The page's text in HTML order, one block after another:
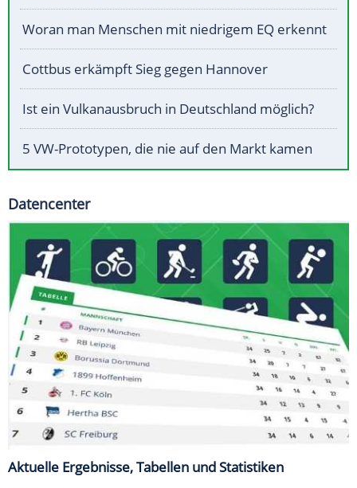
Woran man Menschen mit niedrigem EQ erkennt
Cottbus erkämpft Sieg gegen Hannover
Ist ein Vulkanausbruch in Deutschland möglich?
5 VW-Prototypen, die nie auf den Markt kamen
Datencenter
Aktuelle Ergebnisse, Tabellen und Statistiken